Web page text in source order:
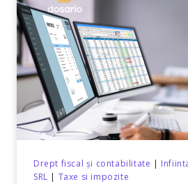
O
ACTUALIZARE
CORECTĂ
A
CODURILOR
Drept fiscal și contabilitate |
SRL | Taxe si impozite